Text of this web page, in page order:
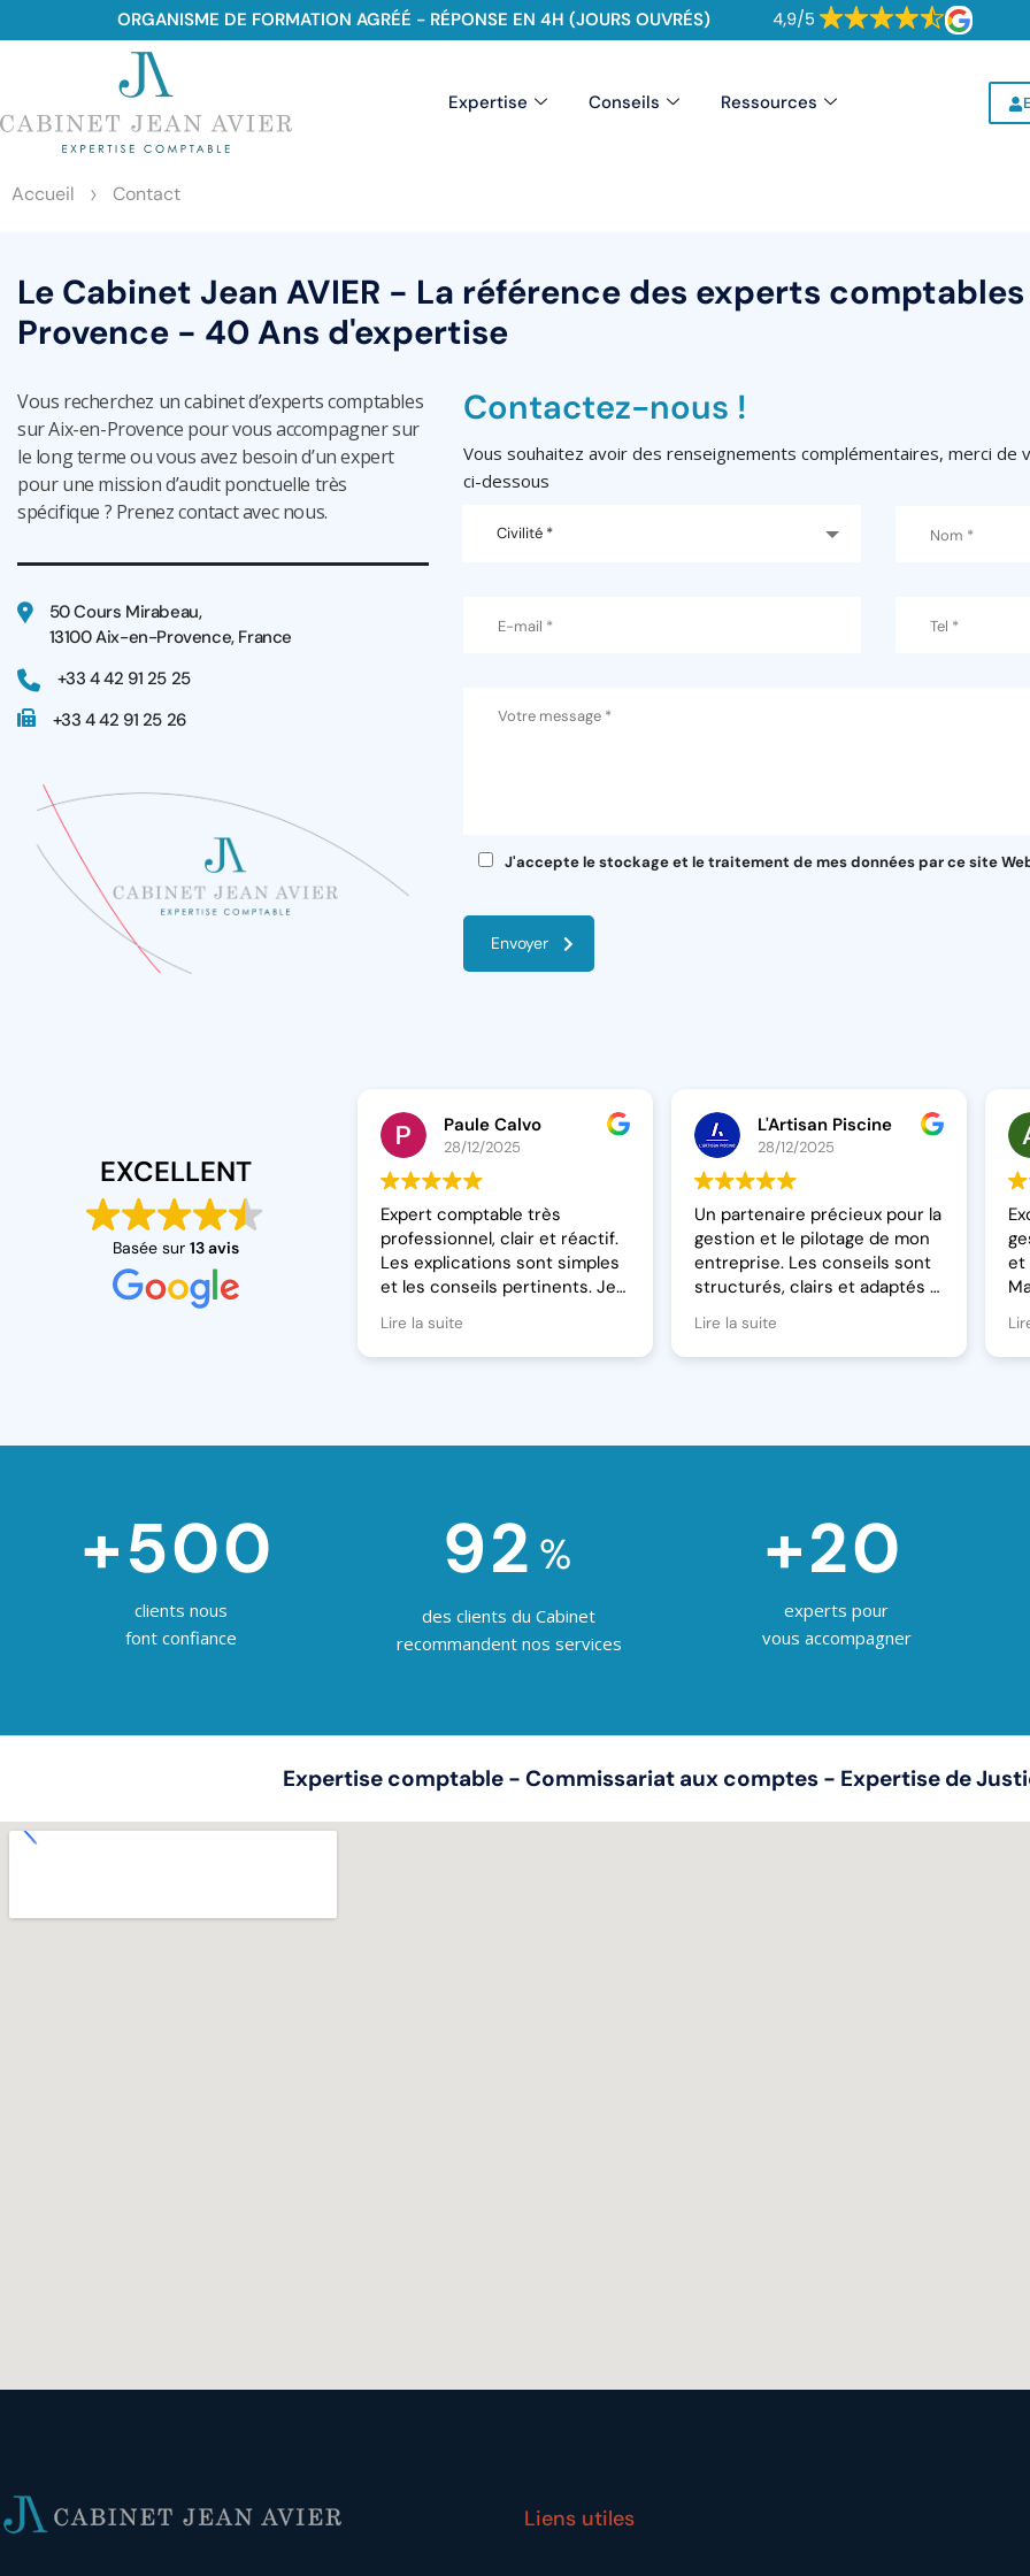
ORGANISME DE FORMATION AGRÉÉ - RÉPONSE EN 4H (JOURS OUVRÉS)
Expertise Conseils Ressources
Accueil > Contact
Le Cabinet Jean AVIER - La référence des experts
Provence - 40 Ans d'expertise
Vous recherchez un cabinet d’experts comptables
sur Aix-en-Provence pour vous accompagner sur
le long terme ou vous avez besoin d’un expert
pour une mission d’audit ponctuelle très
spécifique ? Prenez contact avec nous.
50 Cours Mirabeau,
13100 Aix-en-Provence, France
+33 4 42 91 25 25
+33 4 42 91 25 26
Contactez-nous !
Vous souhaitez avoir des renseignements complémentaires, merci de
ci-dessous
Civilité *
J'accepte le stockage et le traitement de mes données par ce site
Envoyer
EXCELLENT
Basée sur 13 avis
Paule Calvo
28/12/2025
Expert comptable très
professionnel, clair et réactif.
Les explications sont simples
et les conseils pertinents. Je
recommande sans hésiter!
Lire la suite
L'Artisan Piscine
28/12/2025
Un partenaire précieux pour la
gestion et le pilotage de mon
entreprise. Les conseils sont
structurés, clairs et adaptés à
ma situation. Très satisfait.
Merci à toute l’équipe
Lire la suite
et
+500
clients nous
font confiance
92 %
des clients du Cabinet
recommandent nos services
+20
experts pour
vous accompagner
Expertise comptable - Commissariat aux comptes - Expertise de
Liens utiles